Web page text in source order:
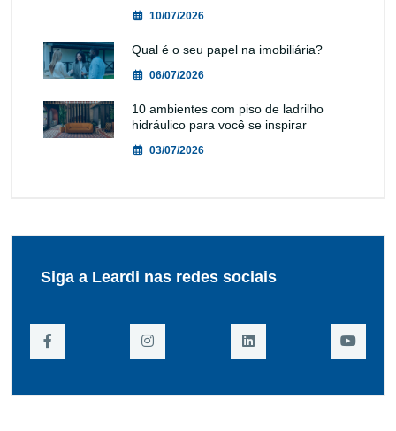
10/07/2026
Qual é o seu papel na imobiliária?
06/07/2026
10 ambientes com piso de ladrilho
hidráulico para você se inspirar
03/07/2026
Siga a Leardi nas redes sociais